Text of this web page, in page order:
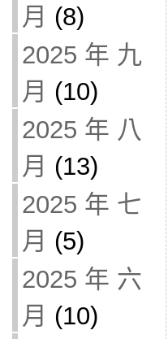
月 (8)
2025 年 九
月 (10)
2025 年 八
月 (13)
2025 年 七
月 (5)
2025 年 六
月 (10)